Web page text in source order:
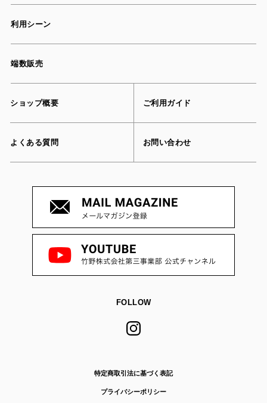
利用シーン
端数販売
ショップ概要 ご利用ガイド
よくある質問 お問い合わせ
FOLLOW
特定商取引法に基づく表記
プライバシーポリシー